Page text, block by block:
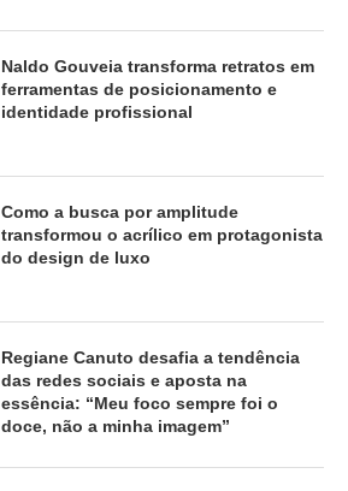
Naldo Gouveia transforma retratos em
ferramentas de posicionamento e
identidade profissional
Como a busca por amplitude
transformou o acrílico em protagonista
do design de luxo
Regiane Canuto desafia a tendência
das redes sociais e aposta na
essência: “Meu foco sempre foi o
doce, não a minha imagem”